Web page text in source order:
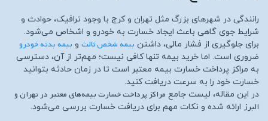
رانندگی در شهرهای بزرگ مثل تهران و کرج با وجود ترافیک، حوادث و
شرایط جوی گاهی باعث ایجاد خسارت به خودرو و اشخاص می‌شود.
برای جلوگیری از فشار مالی، داشتن بیمه شخص ثالث و بیمه بدنه خودرو
ضروری است. اما خرید بیمه تنها کافی نیست؛ مهم‌تر از آن، دسترسی
به مراکز پرداخت خسارت بیمه معتبر است تا در زمان حادثه بتوانید
خسارت خود را به سرعت دریافت کنید.
در این مقاله، لیست جامع مراکز پرداخت خسارت بیمه‌های معتبر در تهران و
البرز ارائه شده و نکات مهم برای دریافت خسارت بررسی می‌شود.